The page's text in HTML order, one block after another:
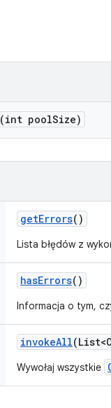
(int poolSize)
getErrors()
Lista błędów z
hasErrors()
Informacja o tym,
invokeAll
Wywołaj wszystkie